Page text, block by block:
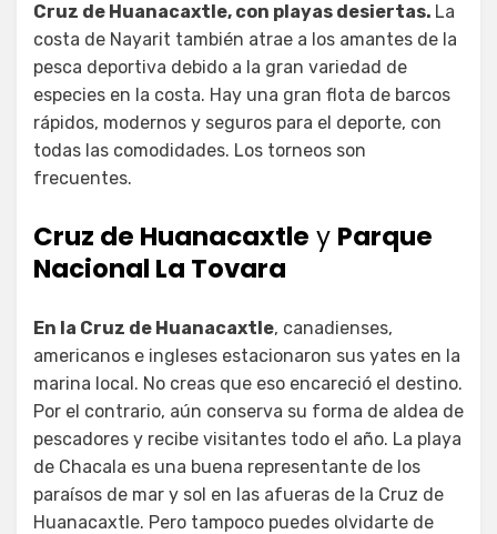
Cruz de Huanacaxtle, con playas desiertas. La
costa de Nayarit también atrae a los amantes de la
pesca deportiva debido a la gran variedad de
especies en la costa. Hay una gran flota de barcos
rápidos, modernos y seguros para el deporte, con
todas las comodidades. Los torneos son
frecuentes.
Cruz de Huanacaxtle y Parque
Nacional La Tovara
En la Cruz de Huanacaxtle, canadienses,
americanos e ingleses estacionaron sus yates en la
marina local. No creas que eso encareció el destino.
Por el contrario, aún conserva su forma de aldea de
pescadores y recibe visitantes todo el año. La playa
de Chacala es una buena representante de los
paraísos de mar y sol en las afueras de la Cruz de
Huanacaxtle. Pero tampoco puedes olvidarte de